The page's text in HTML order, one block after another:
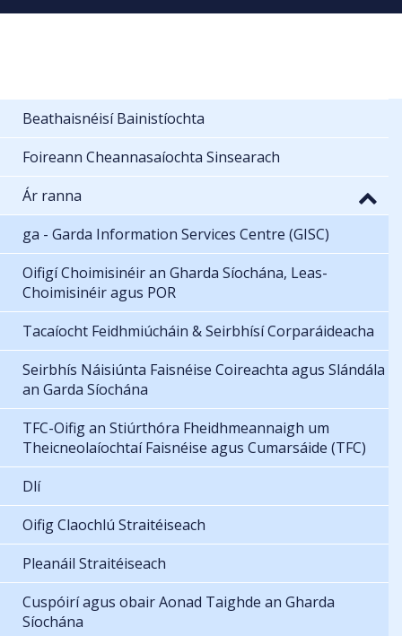
Beathaisnéisí Bainistíochta
Foireann Cheannasaíochta Sinsearach
Ár ranna
ga - Garda Information Services Centre (GISC)
Oifigí Choimisinéir an Gharda Síochána, Leas-
Choimisinéir agus POR
Tacaíocht Feidhmiúcháin & Seirbhísí Corparáideacha
Seirbhís Náisiúnta Faisnéise Coireachta agus Slándála
an Garda Síochána
TFC-Oifig an Stiúrthóra Fheidhmeannaigh um
Theicneolaíochtaí Faisnéise agus Cumarsáide (TFC)
Dlí
Oifig Claochlú Straitéiseach
Pleanáil Straitéiseach
Cuspóirí agus obair Aonad Taighde an Gharda
Síochána